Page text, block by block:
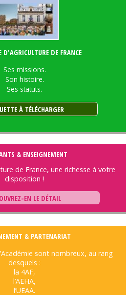
D'AGRICULTURE DE FRANCE
Ses missions.
Son histoire.
Ses statuts.
À TÉLÉCHARGER
& ENSEIGNEMENT
de France, une richesse à votre
disposition !
EN LE DÉTAIL
& PARTENARIAT
sont nombreux, au rang
desquels :
la 4AF,
l’AEHA,
l’UEAA.